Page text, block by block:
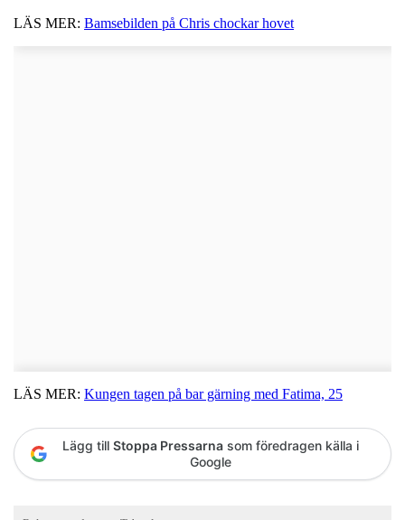
LÄS MER: Bamsebilden på Chris chockar hovet
LÄS MER: Kungen tagen på bar gärning med Fatima, 25
Lägg till Stoppa Pressarna som föredragen källa i
Google